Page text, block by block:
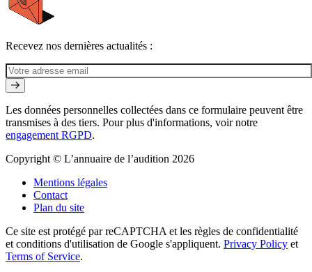
Recevez nos dernières actualités :
Les données personnelles collectées dans ce formulaire peuvent être
transmises à des tiers. Pour plus d'informations, voir notre
engagement RGPD.
Copyright © L’annuaire de l’audition 2026
Mentions légales
Contact
Plan du site
Ce site est protégé par reCAPTCHA et les règles de confidentialité
et conditions d'utilisation de Google s'appliquent. Privacy Policy et
Terms of Service.